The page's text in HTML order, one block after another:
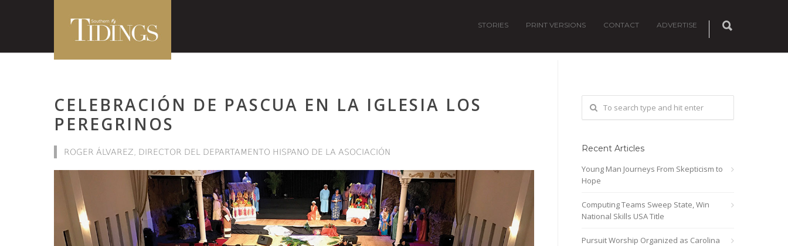
STORIES PRINT VERSIONS CONTACT ADVERTISE
CELEBRACIÓN DE PASCUA EN LA IGLESIA LOS
PEREGRINOS
ROGER ÁLVAREZ, DIRECTOR DEL DEPARTAMENTO HISPANO DE LA ASOCIACIÓN
Recent Articles
Young Man Journeys From Skepticism to
Hope
Computing Teams Sweep State, Win
National Skills USA Title
Pursuit Worship Organized as Carolina